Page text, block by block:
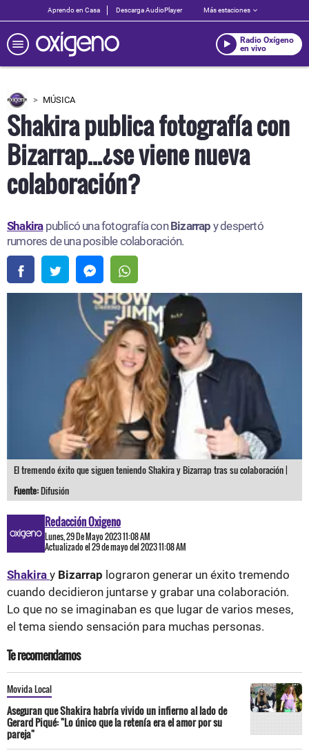
Aprendo en Casa Descarga AudioPlayer Más estaciones
Radio Oxígeno
en vivo
MÚSICA
Shakira publica fotografía con
Bizarrap...¿se viene nueva
colaboración?
Shakirapublicó una fotografía conBizarrap y despertó
rumores de una posible colaboración.
El tremendo éxito que siguen teniendo Shakira y Bizarrap tras su colaboración |
Fuente:Difusión
Redacción Oxigeno
Lunes, 29 De Mayo 2023 11:08 AM
Actualizado el 29 de mayo del 2023 11:08 AM
Shakira y Bizarrap lograron generar un éxito tremendo
cuando decidieron juntarse y grabar una colaboración.
Lo que no se imaginaban es que lugar de varios meses,
el tema siendo sensación para muchas personas.
Te recomendamos
Movida Local
Aseguran que Shakira habría vivido un infierno al lado de
Gerard Piqué: "Lo único que la retenía era el amor por su
pareja"